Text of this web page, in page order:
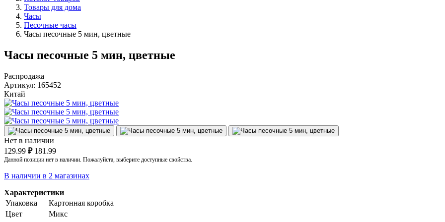
Товары для дома
Часы
Песочные часы
Часы песочные 5 мин, цветные
Часы песочные 5 мин, цветные
Распродажа
Артикул: 165452
Китай
Нет в наличии
129.99 ₽ 181.99
Данной позиции нет в наличии. Пожалуйста, выберите доступные свойства.
В наличии в 2 магазинах
Характеристики
Упаковка
Картонная коробка
Цвет
Микс